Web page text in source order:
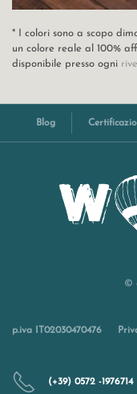
* I colori sono a scopo
un colore reale al 100%
disponibile presso ogni
Blog
©
p.iva IT02030470476
(+39) 0572 -1976714